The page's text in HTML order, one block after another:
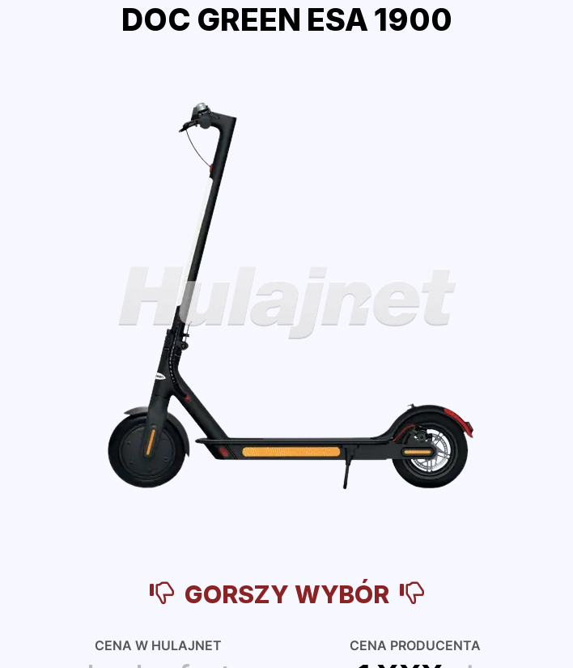
DOC GREEN ESA 1900
GORSZY WYBÓR
CENA W HULAJNET CENA PRODUCENTA